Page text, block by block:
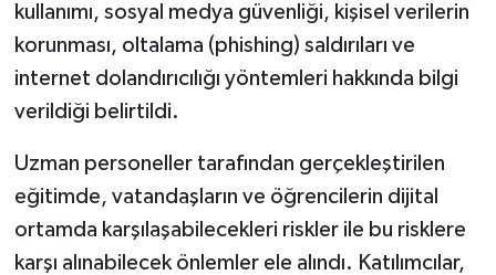
kullanımı, sosyal medya güvenliği, kişisel verilerin
korunması, oltalama (phishing) saldırıları ve
internet dolandırıcılığı yöntemleri hakkında bilgi
verildiği belirtildi.
Uzman personeller tarafından gerçekleştirilen
eğitimde, vatandaşların ve öğrencilerin dijital
ortamda karşılaşabilecekleri riskler ile bu risklere
karşı alınabilecek önlemler ele alındı. Katılımcılar,